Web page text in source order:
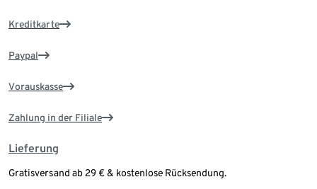
Kreditkarte
Paypal
Vorauskasse
Zahlung in der Filiale
Lieferung
Gratisversand ab 29 € & kostenlose Rücksendung.